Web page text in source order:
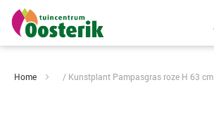
Home Kunstplant Pampasgras roze H 63 cm